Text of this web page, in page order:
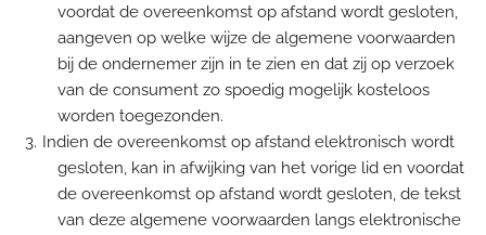
voordat de overeenkomst op afstand wordt gesloten,
aangeven op welke wijze de algemene voorwaarden
bij de ondernemer zijn in te zien en dat zij op verzoek
van de consument zo spoedig mogelijk kosteloos
worden toegezonden.
Indien de overeenkomst op afstand elektronisch wordt
gesloten, kan in afwijking van het vorige lid en voordat
de overeenkomst op afstand wordt gesloten, de tekst
van deze algemene voorwaarden langs elektronische